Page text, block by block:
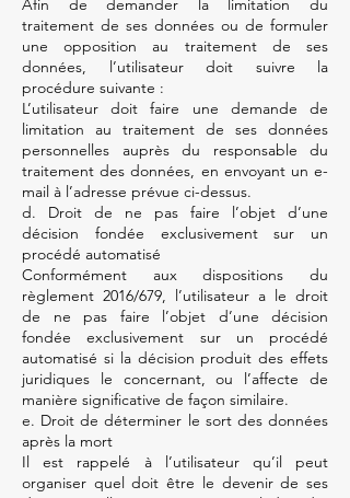
Afin de demander la limitation du
traitement de ses données ou de formuler
une opposition au traitement de ses
données, l’utilisateur doit suivre la
procédure suivante :
L’utilisateur doit faire une demande de
limitation au traitement de ses données
personnelles auprès du responsable du
traitement des données, en envoyant un e-
mail à l’adresse prévue ci-dessus.
d. Droit de ne pas faire l’objet d’une
décision fondée exclusivement sur un
procédé automatisé
Conformément aux dispositions du
règlement 2016/679, l’utilisateur a le droit
de ne pas faire l’objet d’une décision
fondée exclusivement sur un procédé
automatisé si la décision produit des effets
juridiques le concernant, ou l’affecte de
manière significative de façon similaire.
e. Droit de déterminer le sort des données
après la mort
Il est rappelé à l’utilisateur qu’il peut
organiser quel doit être le devenir de ses